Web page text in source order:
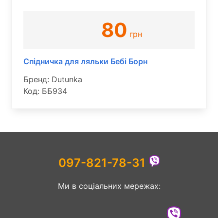
80 грн
Спідничка для ляльки Бебі Борн
Бренд: Dutunka
Код: ББ934
097-821-78-31
Ми в соціальних мережах: